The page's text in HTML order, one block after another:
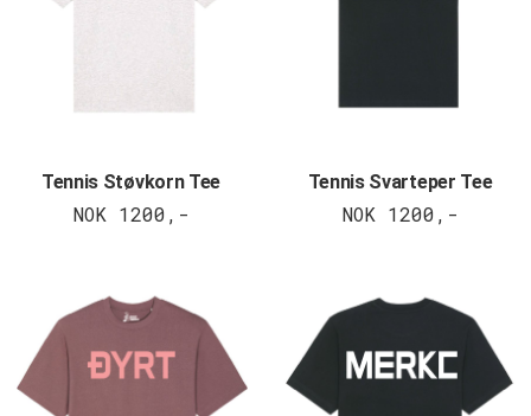
Tennis Støvkorn Tee
NOK 1200,-
Tennis Svarteper Tee
NOK 1200,-